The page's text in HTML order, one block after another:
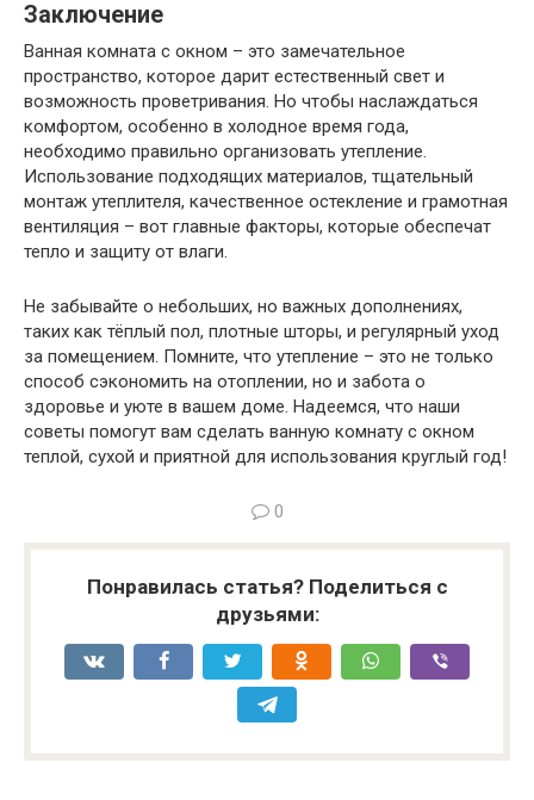
Заключение
Ванная комната с окном – это замечательное
пространство, которое дарит естественный свет и
возможность проветривания. Но чтобы наслаждаться
комфортом, особенно в холодное время года,
необходимо правильно организовать утепление.
Использование подходящих материалов, тщательный
монтаж утеплителя, качественное остекление и грамотная
вентиляция – вот главные факторы, которые обеспечат
тепло и защиту от влаги.
Не забывайте о небольших, но важных дополнениях,
таких как тёплый пол, плотные шторы, и регулярный уход
за помещением. Помните, что утепление – это не только
способ сэкономить на отоплении, но и забота о
здоровье и уюте в вашем доме. Надеемся, что наши
советы помогут вам сделать ванную комнату с окном
теплой, сухой и приятной для использования круглый год!
0
Понравилась статья? Поделиться с
друзьями: